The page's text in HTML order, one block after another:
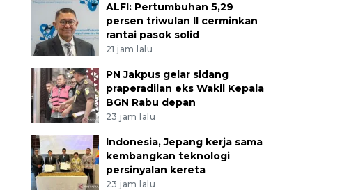
ALFI: Pertumbuhan 5,29
persen triwulan II cerminkan
rantai pasok solid
21 jam lalu
PN Jakpus gelar sidang
praperadilan eks Wakil Kepala
BGN Rabu depan
23 jam lalu
Indonesia, Jepang kerja sama
kembangkan teknologi
persinyalan kereta
23 jam lalu